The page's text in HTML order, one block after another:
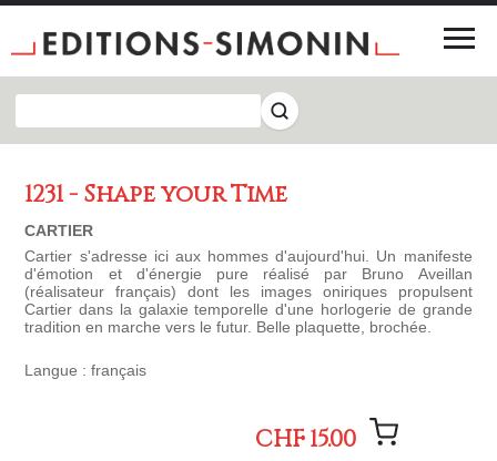
1231 - Shape your Time
CARTIER
Cartier s'adresse ici aux hommes d'aujourd'hui. Un manifeste
d'émotion et d'énergie pure réalisé par Bruno Aveillan
(réalisateur français) dont les images oniriques propulsent
Cartier dans la galaxie temporelle d'une horlogerie de grande
tradition en marche vers le futur. Belle plaquette, brochée.
Langue : français
CHF 15.00